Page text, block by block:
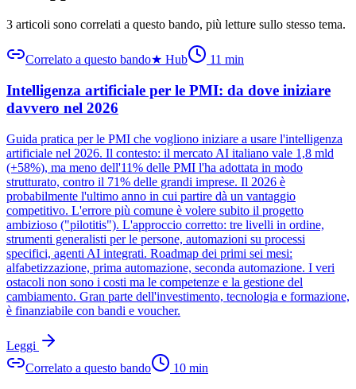
3 articoli sono correlati a questo bando, più letture sullo stesso tema.
Correlato a questo bando★ Hub 11 min
Intelligenza artificiale per le PMI: da dove iniziare
davvero nel 2026
Guida pratica per le PMI che vogliono iniziare a usare l'intelligenza
artificiale nel 2026. Il contesto: il mercato AI italiano vale 1,8 mld
(+58%), ma meno dell'11% delle PMI l'ha adottata in modo
strutturato, contro il 71% delle grandi imprese. Il 2026 è
probabilmente l'ultimo anno in cui partire dà un vantaggio
competitivo. L'errore più comune è volere subito il progetto
ambizioso ("pilotitis"). L'approccio corretto: tre livelli in ordine,
strumenti generalisti per le persone, automazioni su processi
specifici, agenti AI integrati. Roadmap dei primi sei mesi:
alfabetizzazione, prima automazione, seconda automazione. I veri
ostacoli non sono i costi ma le competenze e la gestione del
cambiamento. Gran parte dell'investimento, tecnologia e formazione,
è finanziabile con bandi e voucher.
Leggi
Correlato a questo bando
10 min